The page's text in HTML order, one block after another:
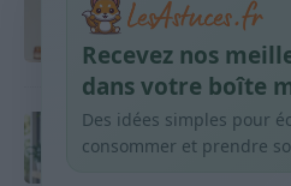
habitudes qui
9 avril 2026
Produits
courses sans
Recevez nos
dans votre boîte
Des idées simples pour
consommer et prendre